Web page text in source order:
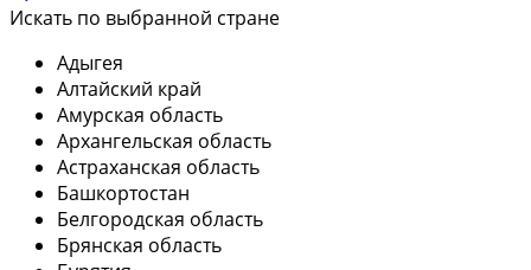
Искать по выбранной стране
Адыгея
Алтайский край
Амурская область
Архангельская область
Астраханская область
Башкортостан
Белгородская область
Брянская область